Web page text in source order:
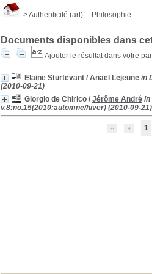
>Authenticité (art) -- Philosophie
Documents disponibles dans
Ajouter le résultat dans votre
Elaine Sturtevant / Anaël Lejeune in
(2010-09-21)
Giorgio de Chirico / Jérôme André in
v.8:no.15(2010:automne/hiver) (2010-09-21)
1